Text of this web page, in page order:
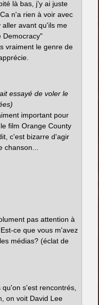
là bas, j'y ai juste
n'a rien à voir avec
aller avant qu'ils me
Democracy"
vraiment le genre de
essayé de voler le
important pour
film Orange County
c'est bizarre d'agir
pas attention à
ce que vous m'avez
médias? (éclat de
s'est rencontrés,
on voit David Lee